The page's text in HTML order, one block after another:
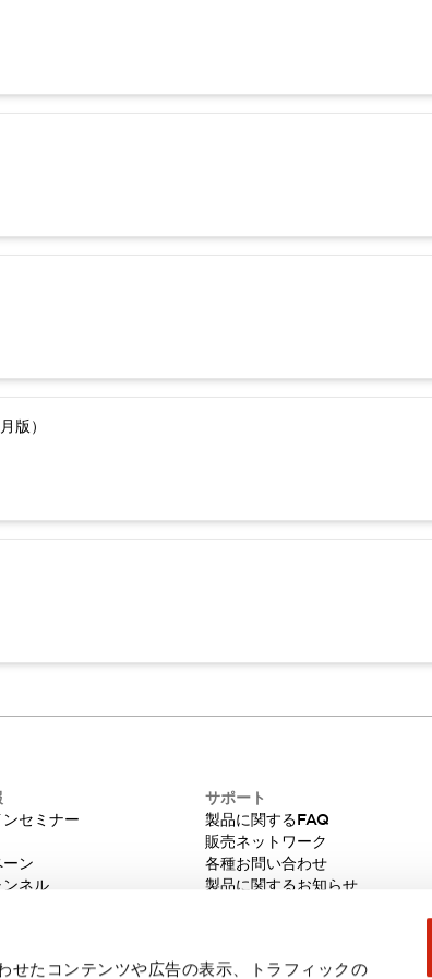
せたコンテンツや広告の表示、トラフィックの
版）
セミナー
ン
ネル
ースレター
サポート
製品に関するFAQ
販売ネットワーク
各種お問い合わせ
製品に関するお知らせ